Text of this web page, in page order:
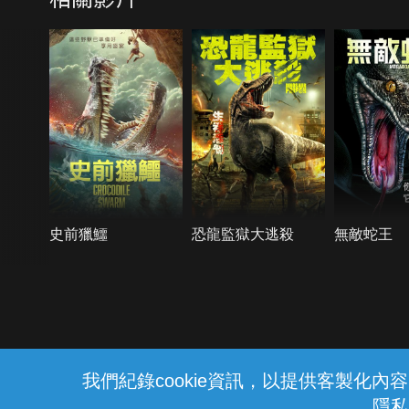
我們紀錄cookie資訊，以提供客製化內
史前獵鱷 恐龍監獄大逃殺 無敵蛇王